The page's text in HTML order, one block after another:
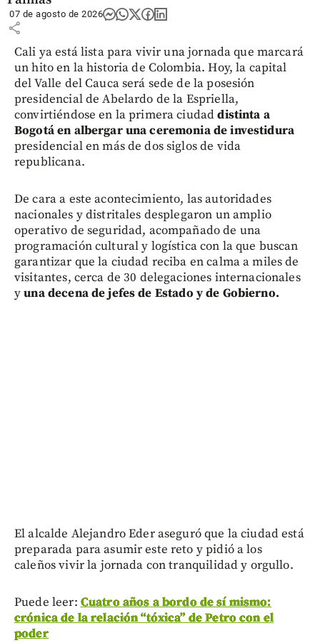
share
07 de agosto de 2026
Cali ya está lista para vivir una jornada que marcará
un hito en la historia de Colombia. Hoy, la capital
del Valle del Cauca será sede de la posesión
presidencial de Abelardo de la Espriella,
convirtiéndose en la primera ciudaddistinta a
Bogotá en albergar una ceremonia de investidura
presidencial en más de dos siglos de vida
republicana.
De cara a este acontecimiento, las autoridades
nacionales y distritales desplegaron un amplio
operativo de seguridad, acompañado de una
programación cultural y logística con la que buscan
garantizar que la ciudad reciba en calma a miles de
visitantes, cerca de 30 delegaciones internacionales
yuna decena de jefes de Estado y de Gobierno.
El alcalde Alejandro Eder aseguró que la ciudad está
preparada para asumir este reto y pidió a los
caleños vivir la jornada con tranquilidad y orgullo.
Puede leer: Cuatro años a bordo de sí mismo:
crónica de la relación “tóxica” de Petro con el
poder